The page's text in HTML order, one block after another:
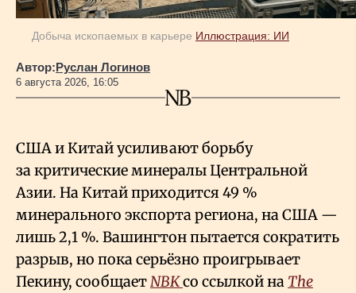
Добыча ископаемых в карьере Иллюстрация: ИИ
Автор:Руслан Логинов
6 августа 2026, 16:05
США и Китай усиливают борьбу
за критические минералы Центральной
Азии. На Китай приходится 49 %
минерального экспорта региона, на США —
лишь 2,1 %. Вашингтон пытается сократить
разрыв, но пока серьёзно проигрывает
Пекину, сообщаетNBKсо ссылкой на The